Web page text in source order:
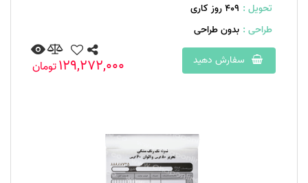
تحویل : 409 روز کاری
طراحی : بدون طراحی
سفارش دهید
129,272,000تومان